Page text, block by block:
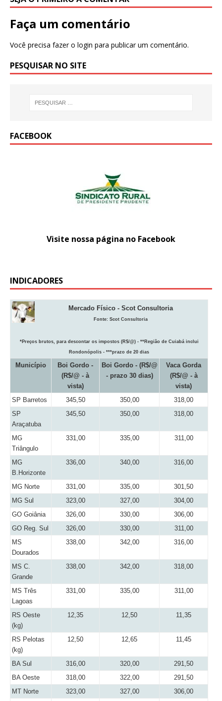
Faça um comentário
Você precisa fazer o login para publicar um comentário.
PESQUISAR NO SITE
FACEBOOK
Visite nossa página no Facebook
INDICADORES
Mercado Físico - Scot Consultoria
Fonte: Scot Consultoria
*Preços brutos, para descontar os impostos (R$/@) - **Região de Cuiabá inclui
Rondonópolis - ***prazo de 20 dias
Município
Boi Gordo -
(R$/@ - à
vista)
Boi Gordo - (R$/@
- prazo 30 dias)
Vaca Gorda
(R$/@ - à
vista)
SP Barretos
345,50 350,00
318,00
SP
Araçatuba
345,50 350,00 318,00
MG
Triângulo
331,00 335,00 311,00
MG
B.Horizonte
336,00 340,00 316,00
MG Norte 331,00 335,00
301,50
MG Sul
323,00 327,00
304,00
GO Goiânia
326,00 330,00
306,00
GO Reg. Sul
326,00 330,00
311,00
MS
Dourados
338,00 342,00 316,00
MS C.
Grande
338,00 342,00 318,00
MS Três
Lagoas
331,00 335,00 311,00
RS Oeste
(kg)
12,35 12,50 11,35
RS Pelotas
(kg)
12,50 12,65 11,45
BA Sul 316,00 320,00
291,50
BA Oeste
318,00 322,00
291,50
MT Norte
323,00 327,00
306,00